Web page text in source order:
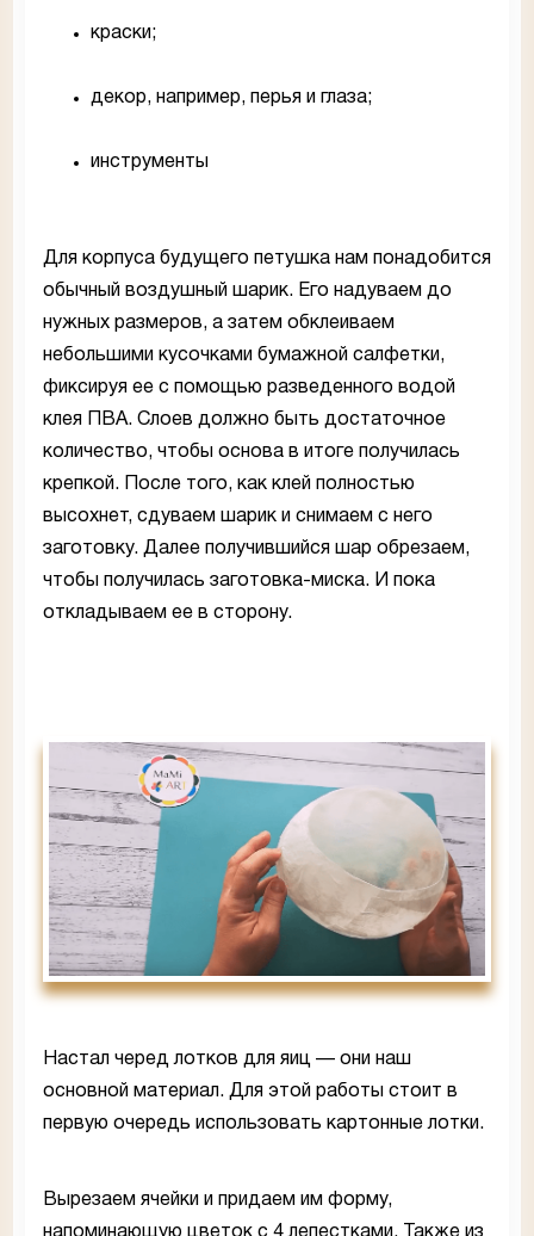
краски;
декор, например, перья и глаза;
инструменты
Для корпуса будущего петушка нам понадобится
обычный воздушный шарик. Его надуваем до
нужных размеров, а затем обклеиваем
небольшими кусочками бумажной салфетки,
фиксируя ее с помощью разведенного водой
клея ПВА. Слоев должно быть достаточное
количество, чтобы основа в итоге получилась
крепкой. После того, как клей полностью
высохнет, сдуваем шарик и снимаем с него
заготовку. Далее получившийся шар обрезаем,
чтобы получилась заготовка-миска. И пока
откладываем ее в сторону.
Настал черед лотков для яиц — они наш
основной материал. Для этой работы стоит в
первую очередь использовать картонные лотки.
Вырезаем ячейки и придаем им форму,